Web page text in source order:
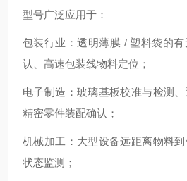
型号广泛应用于：
包装行业：透明薄膜 / 塑料袋的
认、高速包装线物料定位；
电子制造：玻璃基板校准与检测、
精密零件装配确认；
机械加工：大型设备远距离物料
状态监测；